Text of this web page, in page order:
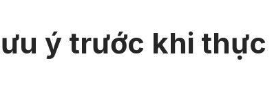
ý trước khi thực